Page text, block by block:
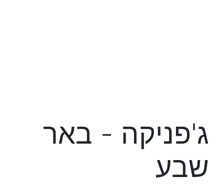
ג'פניקה - באר
שבע